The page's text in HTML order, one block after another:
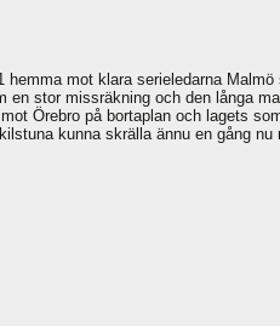
mot klara serieledarna
stor missräkning och den långa
Örebro på bortaplan och lagets
kunna skrälla ännu en gång